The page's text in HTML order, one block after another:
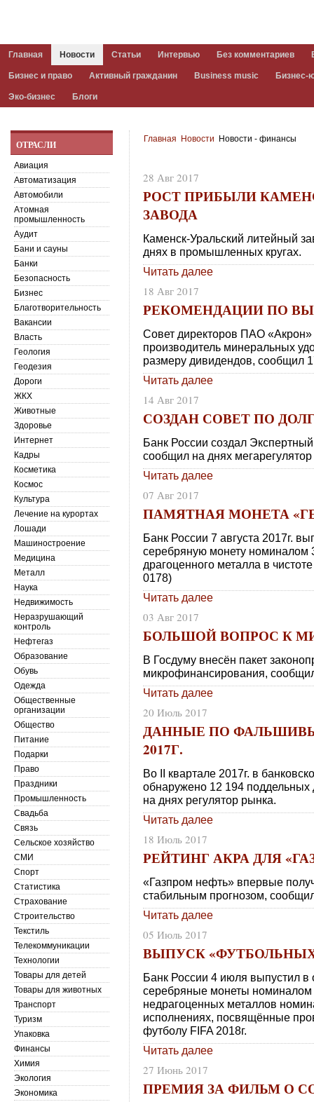
Главная Новости Статьи Интервью Без комментариев
Бизнес и право Активный гражданин Business music Бизнес-
Эко-бизнес Блоги
Главная Новости Новости - финансы
28 Авг 2017
РОСТ ПРИБЫЛИ
ЗАВОДА
Каменск-Уральский литейный
днях в промышленных кругах.
Читать далее
18 Авг 2017
РЕКОМЕНДАЦИИ ПО
Совет директоров ПАО
производитель минеральных
размеру дивидендов, сообщил
Читать далее
14 Авг 2017
СОЗДАН СОВЕТ ПО
Банк России создал
сообщил на днях
Читать далее
07 Авг 2017
ПАМЯТНАЯ МОНЕТА
Банк России 7 августа 2017г.
серебряную монету номиналом
драгоценного металла в
0178)
Читать далее
03 Авг 2017
БОЛЬШОЙ ВОПРОС К
В Госдуму внесён пакет
микрофинансирования,
Читать далее
20 Июль 2017
ДАННЫЕ ПО
2017Г.
Во II квартале 2017г. в
обнаружено 12 194
на днях регулятор рынка.
Читать далее
18 Июль 2017
РЕЙТИНГ АКРА ДЛЯ
«Газпром нефть» впервые
стабильным прогнозом,
Читать далее
05 Июль 2017
ВЫПУСК
Банк России 4 июля выпустил
серебряные монеты номиналом
недрагоценных металлов
исполнениях, посвящённые
футболу FIFA 2018г.
Читать далее
27 Июнь 2017
ПРЕМИЯ ЗА ФИЛЬМ О
ОТРАСЛИ
Авиация
Автоматизация
Автомобили
Атомная
промышленность
Аудит
Бани и сауны
Банки
Безопасность
Бизнес
Благотворительность
Вакансии
Власть
Геология
Геодезия
Дороги
ЖКХ
Животные
Здоровье
Интернет
Кадры
Косметика
Космос
Культура
Лечение на курортах
Лошади
Машиностроение
Медицина
Металл
Наука
Недвижимость
Неразрушающий
контроль
Нефтегаз
Образование
Обувь
Одежда
Общественные
организации
Общество
Питание
Подарки
Право
Праздники
Промышленность
Свадьба
Связь
Сельское хозяйство
СМИ
Спорт
Статистика
Страхование
Строительство
Текстиль
Телекоммуникации
Технологии
Товары для детей
Товары для животных
Транспорт
Туризм
Упаковка
Финансы
Химия
Экология
Экономика